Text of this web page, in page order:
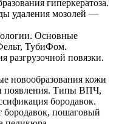
гиперкератоза.
удаления мозолей —
Основные
ТубиФом.
разгрузочной повязки.
новообразования кожи
Типы ВПЧ,
бородавок.
бородавок, пошаговый